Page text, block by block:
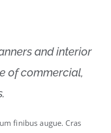
and interior
of commercial,
finibus augue. Cras